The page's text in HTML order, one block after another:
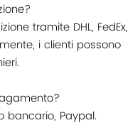
tramite DHL, FedEx,
i clienti possono
bancario, Paypal.